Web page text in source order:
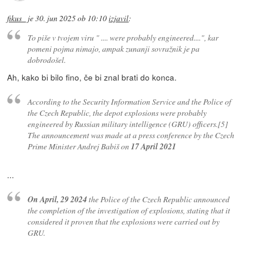
fikus_ je30. jun 2025 ob 10:10izjavil:
To piše v tvojem viru " .... were probably engineered....", kar
pomeni pojma nimajo, ampak zunanji sovražnik je pa
dobrodošel.
Ah, kako bi bilo fino, če bi znal brati do konca.
According to the Security Information Service and the Police of
the Czech Republic, the depot explosions were probably
engineered by Russian military intelligence (GRU) officers.[5]
The announcement was made at a press conference by the Czech
Prime Minister Andrej Babiš on17 April 2021
...
On April, 29 2024the Police of the Czech Republic announced
the completion of the investigation of explosions, stating that it
considered it proven that the explosions were carried out by
GRU.